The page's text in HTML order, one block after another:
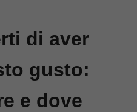
di aver
gusto:
e dove